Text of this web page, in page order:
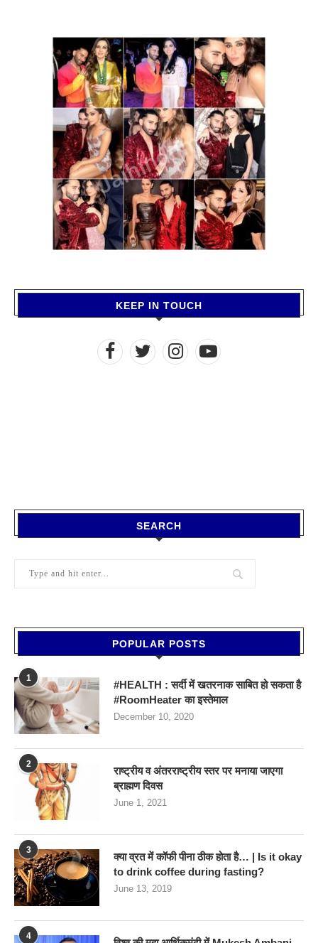
KEEP IN TOUCH
SEARCH
POPULAR POSTS
1
#HEALTH : सर्दी में खतरनाक साबित हो सकता है
#RoomHeater का इस्तेमाल
December 10, 2020
2
राष्ट्रीय व अंतरराष्ट्रीय स्तर पर मनाया जाएगा
ब्राह्मण दिवस
June 1, 2021
3
क्या व्रत में कॉफी पीना ठीक होता है… | Is it okay
to drink coffee during fasting?
June 13, 2019
4